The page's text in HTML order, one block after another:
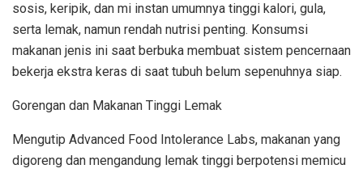
sosis, keripik, dan mi instan umumnya tinggi kalori, gula,
serta lemak, namun rendah nutrisi penting. Konsumsi
makanan jenis ini saat berbuka membuat sistem pencernaan
bekerja ekstra keras di saat tubuh belum sepenuhnya siap.
Gorengan dan Makanan Tinggi Lemak
Mengutip Advanced Food Intolerance Labs, makanan yang
digoreng dan mengandung lemak tinggi berpotensi memicu